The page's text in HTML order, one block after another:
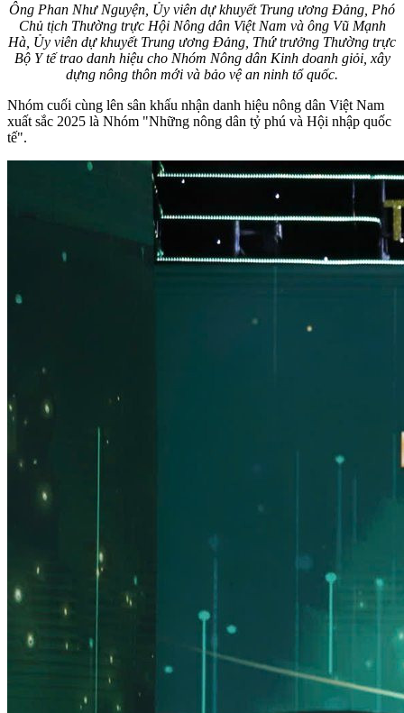
Ông Phan Như Nguyện, Ủy viên dự khuyết Trung ương Đảng, Phó
Chủ tịch Thường trực Hội Nông dân Việt Nam và ông Vũ Mạnh
Hà, Ủy viên dự khuyết Trung ương Đảng, Thứ trưởng Thường trực
Bộ Y tế trao danh hiệu cho Nhóm Nông dân Kinh doanh giỏi, xây
dựng nông thôn mới và bảo vệ an ninh tổ quốc.
Nhóm cuối cùng lên sân khấu nhận danh hiệu nông dân Việt Nam
xuất sắc 2025 là Nhóm "Những nông dân tỷ phú và Hội nhập quốc
tế".